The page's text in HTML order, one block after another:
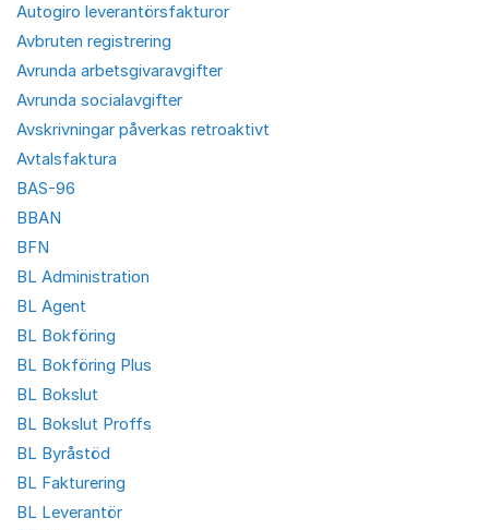
Autogiro leverantörsfakturor
Avbruten registrering
Avrunda arbetsgivaravgifter
Avrunda socialavgifter
Avskrivningar påverkas retroaktivt
Avtalsfaktura
BAS-96
BBAN
BFN
BL Administration
BL Agent
BL Bokföring
BL Bokföring Plus
BL Bokslut
BL Bokslut Proffs
BL Byråstöd
BL Fakturering
BL Leverantör